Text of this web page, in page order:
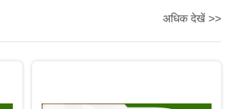
अधिक देखें >>